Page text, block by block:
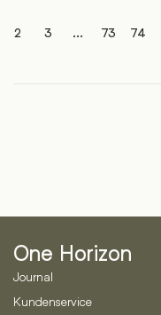
2 3 ... 73 74
One Horizon
Journal
Kundenservice